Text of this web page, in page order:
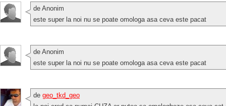
de Anonim
este super la noi nu se poate omologa asa ceva este pacat
de Anonim
este super la noi nu se poate omologa asa ceva este pacat
de geo_tkd_geo